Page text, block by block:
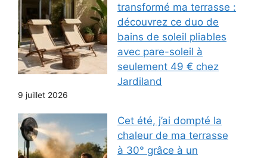
transformé ma terrasse :
découvrez ce duo de
bains de soleil pliables
avec pare-soleil à
seulement 49 € chez
Jardiland
9 juillet 2026
Cet été, j’ai dompté la
chaleur de ma terrasse
à 30° grâce à un